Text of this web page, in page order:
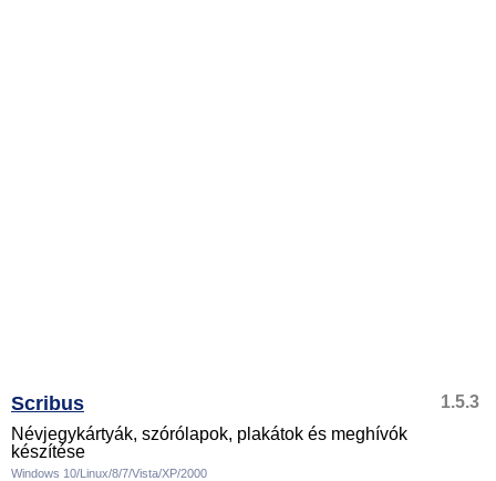
Scribus
1.5.3
Névjegykártyák, szórólapok, plakátok és meghívók
készítése
Windows 10/Linux/8/7/Vista/XP/2000